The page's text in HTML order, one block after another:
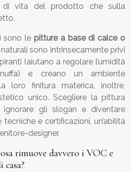
di vita del prodotto che sulla
sono le pitture a base di calce o
sono intrinsecamente privi
(aiutano a regolare l’umidità
e creano un ambiente
loro finitura materica, inoltre,
unico. Scegliere la pittura
ignorare gli slogan e diventare
e certificazioni, un’abilità
designer.
rimuove davvero i VOC e